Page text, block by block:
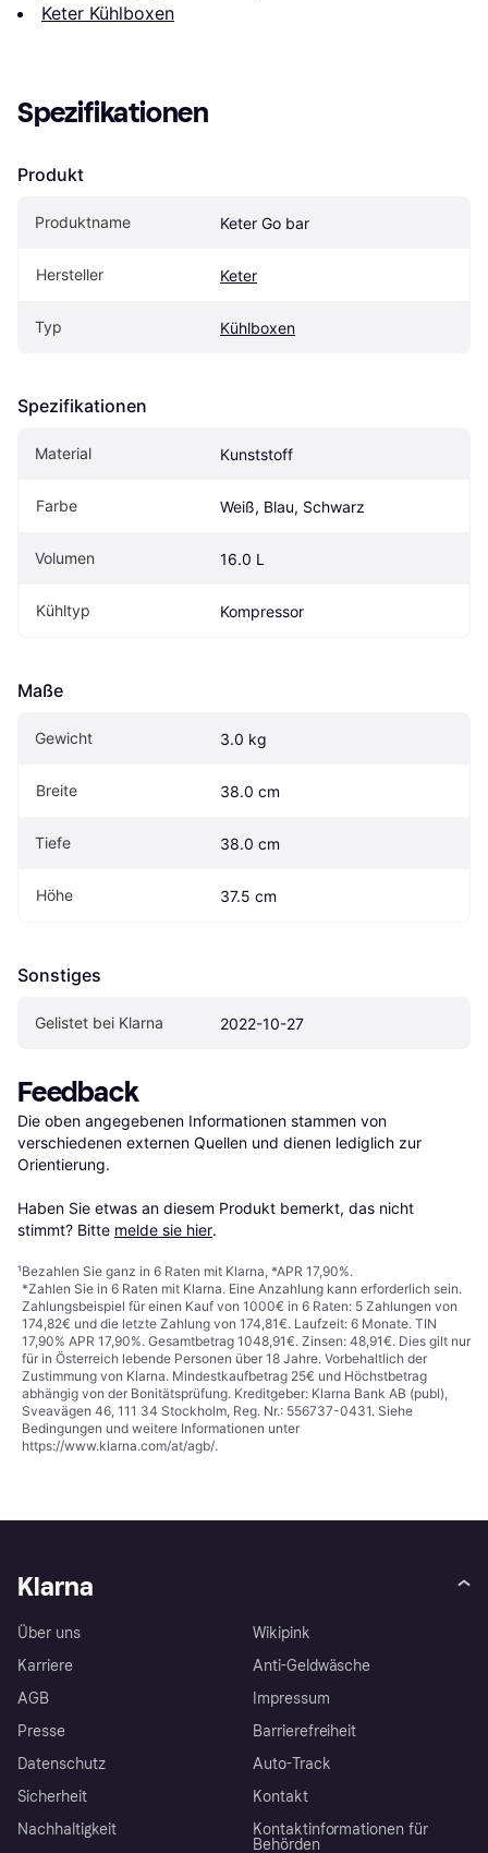
Keter Kühlboxen
Spezifikationen
Produkt
Produktname Keter Go bar
Hersteller Keter
Typ Kühlboxen
Spezifikationen
Material Kunststoff
Farbe Weiß, Blau, Schwarz
Volumen 16.0 L
Kühltyp Kompressor
Maße
Gewicht 3.0 kg
Breite 38.0 cm
Tiefe 38.0 cm
Höhe 37.5 cm
Sonstiges
Gelistet bei Klarna 2022-10-27
Feedback
Die oben angegebenen Informationen stammen von
verschiedenen externen Quellen und dienen lediglich zur
Orientierung.
Haben Sie etwas an diesem Produkt bemerkt, das nicht
stimmt? Bitte melde sie hier.
¹Bezahlen Sie ganz in 6 Raten mit Klarna, *APR 17,90%.
*Zahlen Sie in 6 Raten mit Klarna. Eine Anzahlung kann erforderlich sein.
Zahlungsbeispiel für einen Kauf von 1000€ in 6 Raten: 5 Zahlungen von
174,82€ und die letzte Zahlung von 174,81€. Laufzeit: 6 Monate. TIN
17,90% APR 17,90%. Gesamtbetrag 1048,91€. Zinsen: 48,91€. Dies gilt nur
für in Österreich lebende Personen über 18 Jahre. Vorbehaltlich der
Zustimmung von Klarna. Mindestkaufbetrag 25€ und Höchstbetrag
abhängig von der Bonitätsprüfung. Kreditgeber: Klarna Bank AB (publ),
Sveavägen 46, 111 34 Stockholm, Reg. Nr.: 556737-0431. Siehe
Bedingungen und weitere Informationen unter
https://www.klarna.com/at/agb/.
Klarna
Über uns
Karriere
AGB
Presse
Datenschutz
Sicherheit
Nachhaltigkeit
Wikipink
Anti-Geldwäsche
Impressum
Barrierefreiheit
Auto-Track
Kontakt
Kontaktinformationen für
Behörden